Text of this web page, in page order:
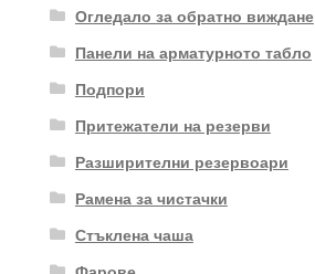
Огледало за обратно виждане
Панели на арматурното табло
Подпори
Притежатели на резерви
Разширителни резервоари
Рамена за чистачки
Стъклена чаша